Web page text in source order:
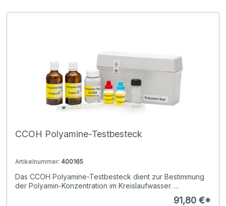
CCOH Polyamine-Testbesteck
Artikelnummer: 400165
Das CCOH Polyamine-Testbesteck dient zur Bestimmung
der Polyamin-Konzentration im Kreislaufwasser. ...
91,80 €*